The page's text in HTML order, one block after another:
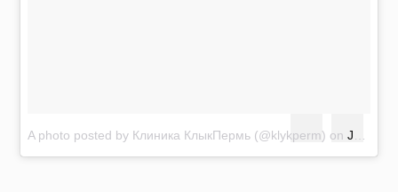
A photo posted by Клиника КлыкПермь (@klykperm) onJul 26, 2016 at 7:52am PDT